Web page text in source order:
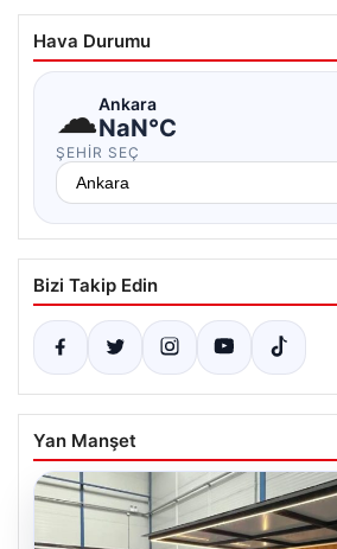
Hava Durumu
☁Ankara
NaN°C
ŞEHIR SEÇ
Bizi Takip Edin
Yan Manşet